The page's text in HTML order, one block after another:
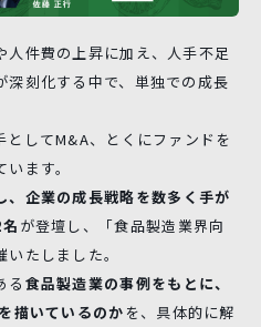
件費の上昇に加え、人手不足
刻化する中で、単独での成長
してM&A、とくにファンドを
ます。
、企業の成長戦略を数多く手が
が登壇し、「食品製造業界向
たしました。
る 食品製造業の事例をもとに、
描いているのか を、具体的に解